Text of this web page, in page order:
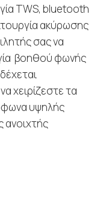
TWS, bluetooth
ακύρωσης
σας να
βοηθού φωνής
χειρίζεστε τα
υψηλής
ανοιχτής